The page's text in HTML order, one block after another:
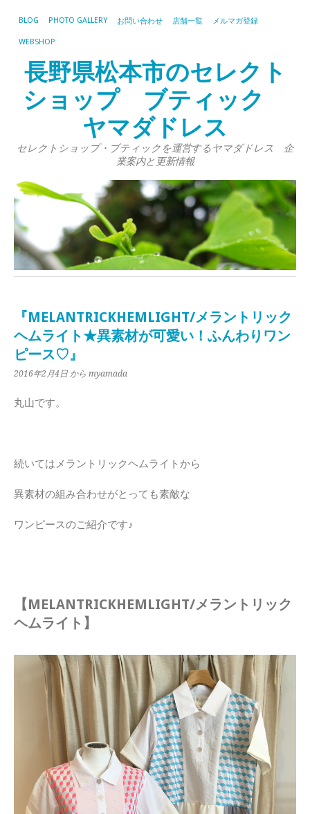
BLOG PHOTO GALLERY お問い合わせ 店舗一覧 メルマガ登録
WEBSHOP
長野県松本市のセレクト
ショップ ブティック
ヤマダドレス
セレクトショップ・ブティックを運営するヤマダドレス 企
業案内と更新情報
『MELANTRICKHEMLIGHT/メラントリック
ヘムライト★異素材が可愛い！ふんわりワン
ピース♡』
2016年2月4日 から myamada
丸山です。
続いてはメラントリックヘムライトから
異素材の組み合わせがとっても素敵な
ワンピースのご紹介です♪
【MELANTRICKHEMLIGHT/メラントリック
ヘムライト】